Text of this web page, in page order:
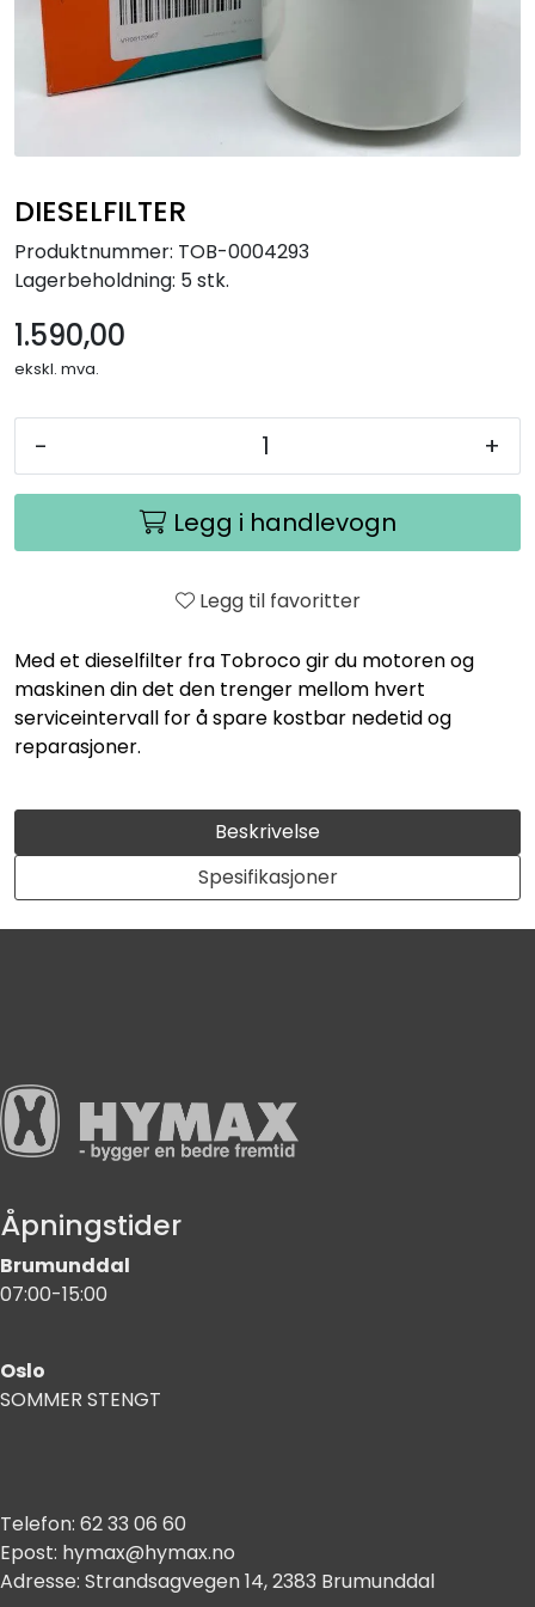
DIESELFILTER
Produktnummer: TOB-0004293
Lagerbeholdning: 5 stk.
1.590,00
ekskl. mva.
- +
Legg i handlevogn
Legg til favoritter
Med et dieselfilter fra Tobroco gir du motoren og
maskinen din det den trenger mellom hvert
serviceintervall for å spare kostbar nedetid og
reparasjoner.
Beskrivelse
Spesifikasjoner
Åpningstider
Brumunddal
07:00-15:00
Oslo
SOMMER STENGT
Telefon: 62 33 06 60
Epost: hymax@hymax.no
Adresse: Strandsagvegen 14, 2383 Brumunddal